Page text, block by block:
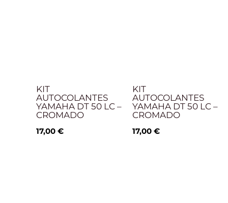
KIT
AUTOCOLANTES
YAMAHA DT 50 LC –
CROMADO
17,00 €
KIT
AUTOCOLANTES
YAMAHA DT 50 LC –
CROMADO
17,00 €